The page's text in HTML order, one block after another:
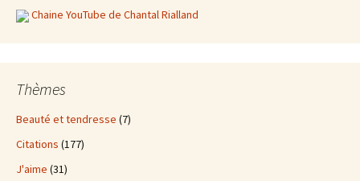
Chaine YouTube de Chantal Rialland
Thèmes
Beauté et tendresse (7)
Citations (177)
J'aime (31)